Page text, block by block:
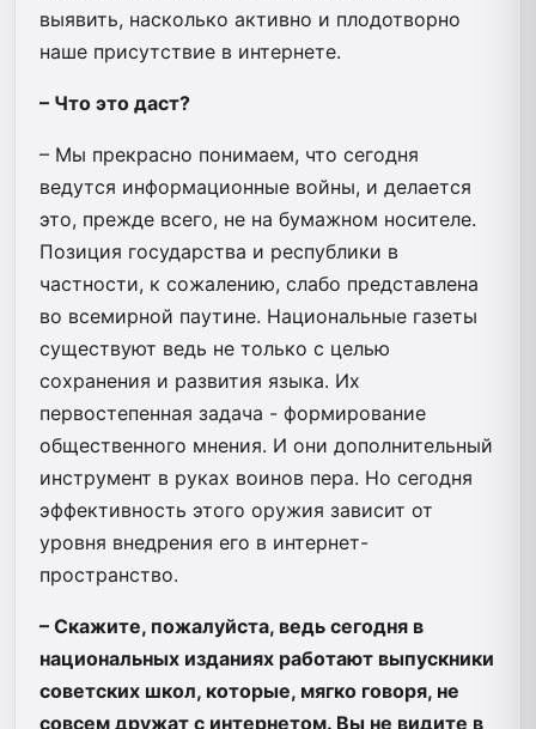
выявить, насколько активно и плодотворно
наше присутствие в интернете.
– Что это даст?
– Мы прекрасно понимаем, что сегодня
ведутся информационные войны, и делается
это, прежде всего, не на бумажном носителе.
Позиция государства и республики в
частности, к сожалению, слабо представлена
во всемирной паутине. Национальные газеты
существуют ведь не только с целью
сохранения и развития языка. Их
первостепенная задача - формирование
общественного мнения. И они дополнительный
инструмент в руках воинов пера. Но сегодня
эффективность этого оружия зависит от
уровня внедрения его в интернет-
пространство.
– Скажите, пожалуйста, ведь сегодня в
национальных изданиях работают выпускники
советских школ, которые, мягко говоря, не
совсем дружат с интернетом. Вы не видите в